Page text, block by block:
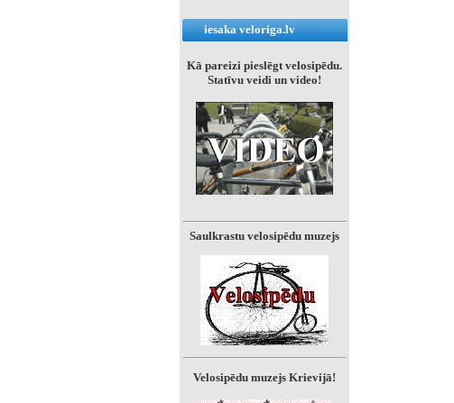
iesaka veloriga.lv
Kā pareizi pieslēgt velosipēdu.
Statīvu veidi un video!
Saulkrastu velosipēdu muzejs
Velosipēdu muzejs Krievijā!